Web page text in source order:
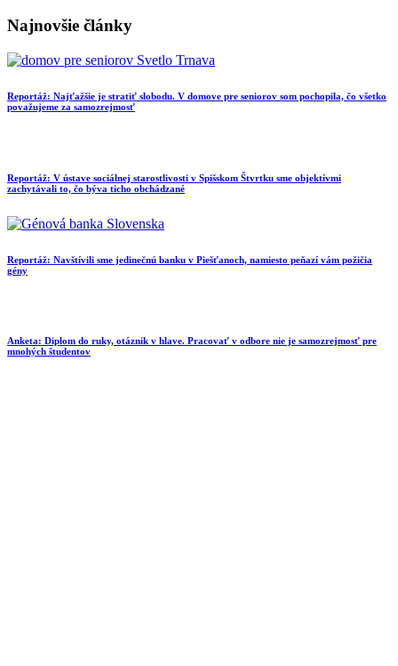
Najnovšie články
Reportáž: Najťažšie je stratiť slobodu. V domove pre seniorov som pochopila, čo všetko
považujeme za samozrejmosť
Reportáž: V ústave sociálnej starostlivosti v Spišskom Štvrtku sme objektívmi
zachytávali to, čo býva ticho obchádzané
Reportáž: Navštívili sme jedinečnú banku v Piešťanoch, namiesto peňazí vám požičia
gény
Anketa: Diplom do ruky, otáznik v hlave. Pracovať v odbore nie je samozrejmosť pre
mnohých študentov